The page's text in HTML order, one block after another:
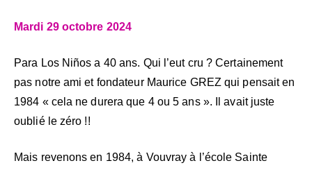
Mardi 29 octobre 2024
Para Los Niños a 40 ans. Qui l’eut cru ? Certainement
pas notre ami et fondateur Maurice GREZ qui pensait en
1984 « cela ne durera que 4 ou 5 ans ». Il avait juste
oublié le zéro !!
Mais revenons en 1984, à Vouvray à l’école Sainte